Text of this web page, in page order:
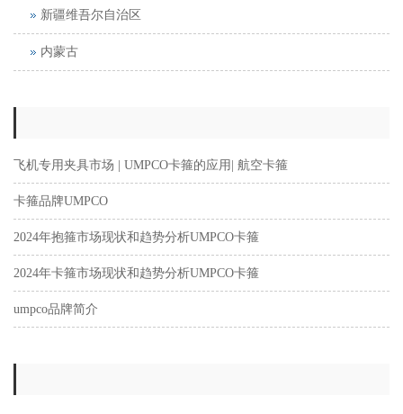
新疆维吾尔自治区
内蒙古
飞机专用夹具市场 | UMPCO卡箍的应用| 航空卡箍
卡箍品牌UMPCO
2024年抱箍市场现状和趋势分析UMPCO卡箍
2024年卡箍市场现状和趋势分析UMPCO卡箍
umpco品牌简介